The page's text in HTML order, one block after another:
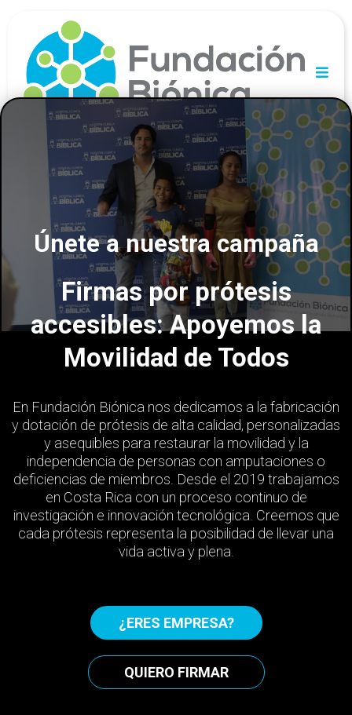
DONÁ AHORA
Únete a nuestra campaña
Firmas por prótesis
accesibles: Apoyemos la
Movilidad de Todos
En Fundación Biónica nos dedicamos a la fabricación
y dotación de prótesis de alta calidad, personalizadas
y asequibles para restaurar la movilidad y la
independencia de personas con amputaciones o
deficiencias de miembros. Desde el 2019 trabajamos
en Costa Rica con un proceso continuo de
investigación e innovación tecnológica. Creemos que
cada prótesis representa la posibilidad de llevar una
vida activa y plena.
¿ERES EMPRESA?
QUIERO FIRMAR